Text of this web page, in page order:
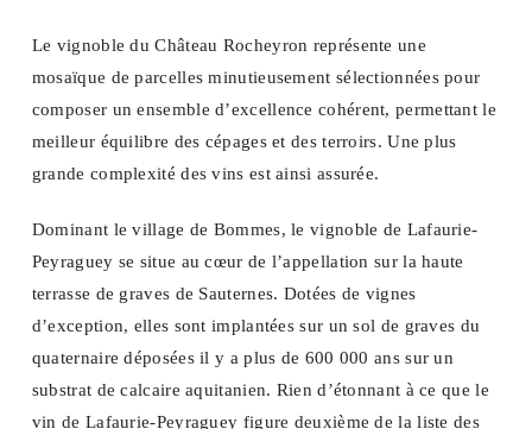
Le vignoble du Château Rocheyron représente une
mosaïque de parcelles minutieusement sélectionnées pour
composer un ensemble d’excellence cohérent, permettant le
meilleur équilibre des cépages et des terroirs. Une plus
grande complexité des vins est ainsi assurée.
Dominant le village de Bommes, le vignoble de Lafaurie-
Peyraguey se situe au cœur de l’appellation sur la haute
terrasse de graves de Sauternes. Dotées de vignes
d’exception, elles sont implantées sur un sol de graves du
quaternaire déposées il y a plus de 600 000 ans sur un
substrat de calcaire aquitanien. Rien d’étonnant à ce que le
vin de Lafaurie-Peyraguey figure deuxième de la liste des